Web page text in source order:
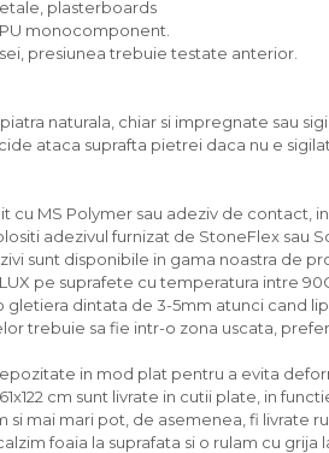
plasterboards
monocomponent.
presiunea trebuie testate anterior.
naturala, chiar si impregnate sau
ataca suprafta pietrei daca nu e
cu MS Polymer sau adeziv de contact,
adezivul furnizat de StoneFlex sau
sunt disponibile in gama noastra de
pe suprafete cu temperatura intre
gletiera dintata de 3-5mm atunci cand
trebuie sa fie intr-o zona uscata,
in mod plat pentru a evita
cm sunt livrate in cutii plate, in
si mai mari pot, de asemenea, fi livrate
foaia la suprafata si o rulam cu